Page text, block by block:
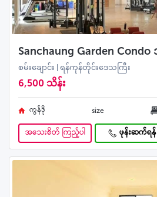
စမ်းချောင်း | ရန်ကုန်တိုင်းဒေသကြီး
6,500 သိန်း
ကွန်ဒို size
အသေးစိတ် ကြည့်ပါ ဖုန်းဆက်ရန်